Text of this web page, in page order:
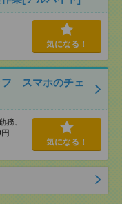
気になる！
フ スマホのチェ
、
気になる！